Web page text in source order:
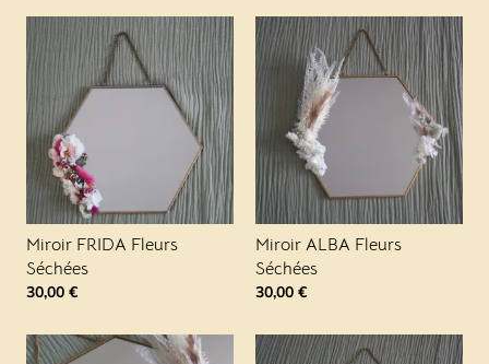
Miroir FRIDA Fleurs
Séchées
30,00 €
Miroir ALBA Fleurs
Séchées
30,00 €